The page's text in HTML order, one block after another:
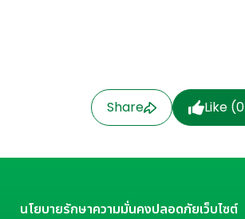
Share Like (0
นโยบายรักษาความมั่นคงปลอดภัยเว็บไซต์